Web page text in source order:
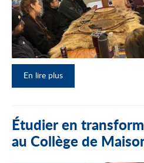
En lire plus
Étudier en
au Collège de